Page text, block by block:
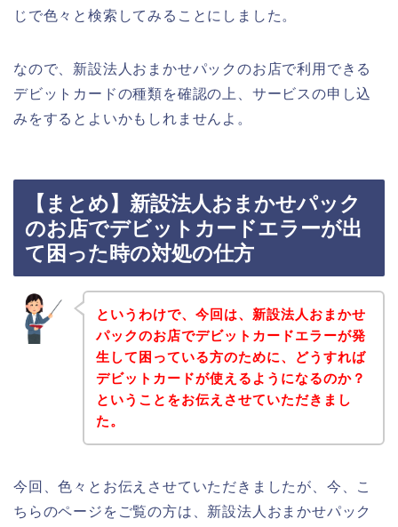
じで色々と検索してみることにしました。
なので、新設法人おまかせパックのお店で利用できる
デビットカードの種類を確認の上、サービスの申し込
みをするとよいかもしれませんよ。
【まとめ】新設法人おまかせパック
のお店でデビットカードエラーが出
て困った時の対処の仕方
というわけで、今回は、新設法人おまかせ
パックのお店でデビットカードエラーが発
生して困っている方のために、どうすれば
デビットカードが使えるようになるのか？
ということをお伝えさせていただきまし
た。
今回、色々とお伝えさせていただきましたが、今、こ
ちらのページをご覧の方は、新設法人おまかせパック